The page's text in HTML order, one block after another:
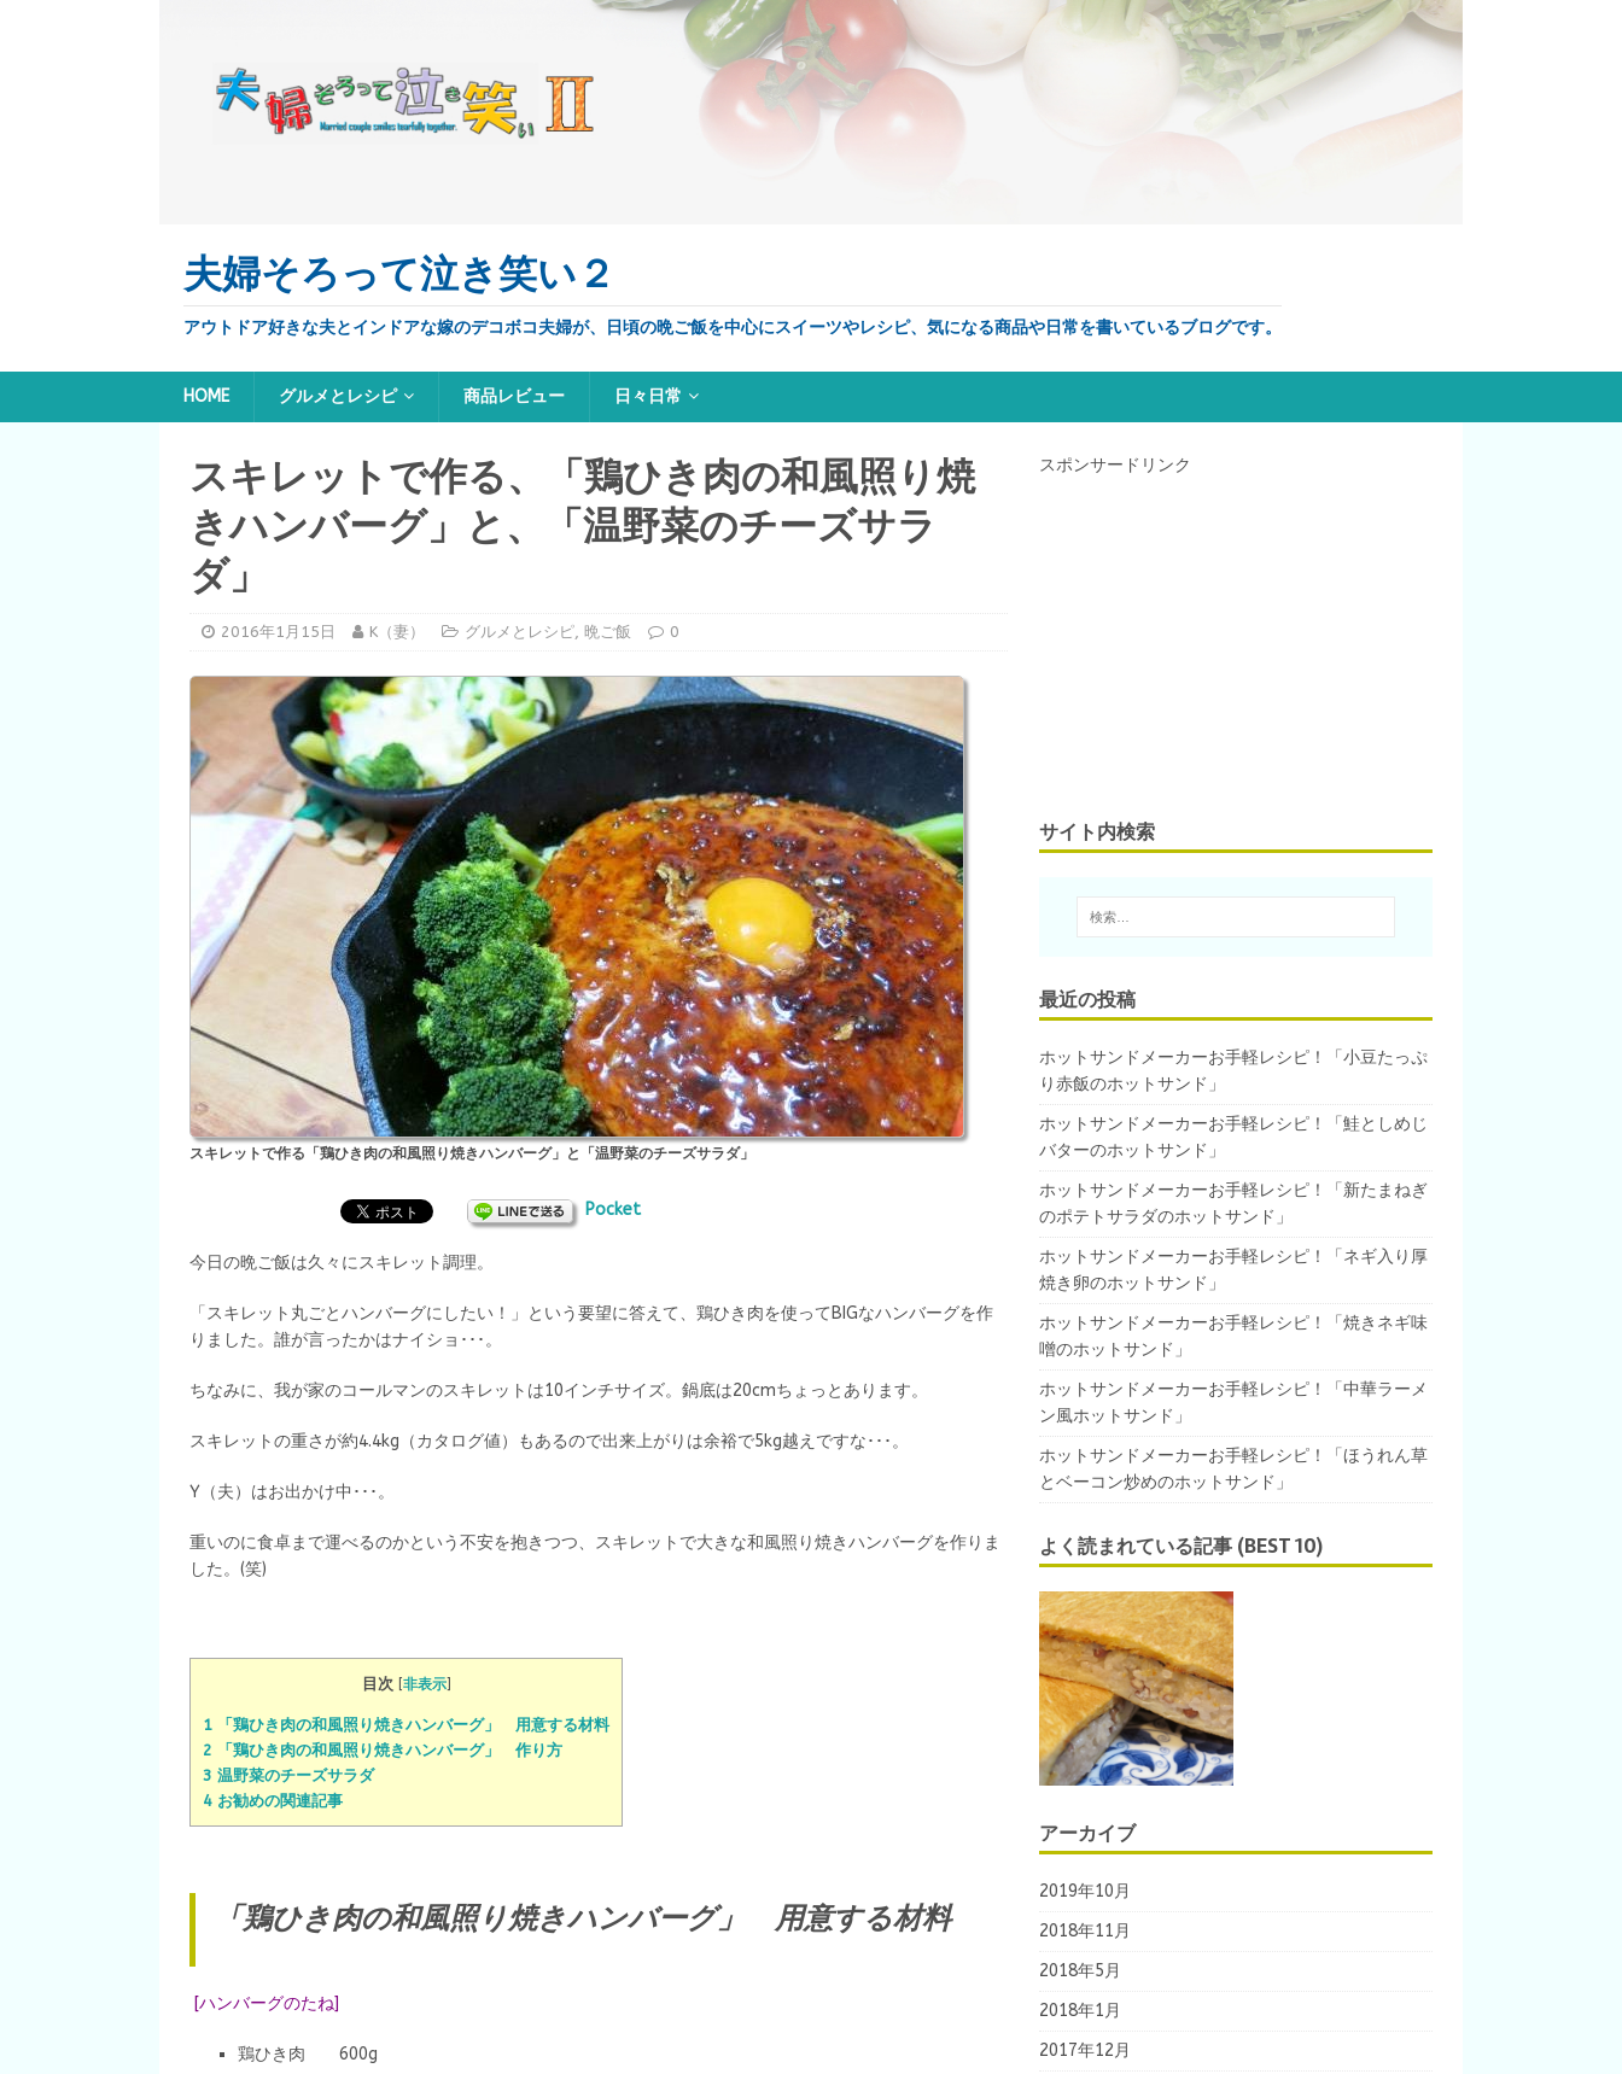
夫婦そろって泣き笑い２
アウトドア好きな夫とインドアな嫁のデコボコ夫婦が、日頃の晩ご飯を中心にスイーツやレシピ、気になる商品や日常を書いているブログです。
HOME グルメとレシピ 商品レビュー 日々日常
スキレットで作る、「鶏ひき肉の和風照り焼
きハンバーグ」と、「温野菜のチーズサラ
ダ」
2016年1月15日 K（妻） グルメとレシピ 晩ご飯 0
スキレットで作る「鶏ひき肉の和風照り焼きハンバーグ」と「温野菜のチーズサラダ」
Pocket
今日の晩ご飯は久々にスキレット調理。
「スキレット丸ごとハンバーグにしたい！」という要望に答えて、鶏ひき肉を使ってBIGなハンバーグを作
りました。誰が言ったかはナイショ･･･。
ちなみに、我が家のコールマンのスキレットは10インチサイズ。鍋底は20cmちょっとあります。
スキレットの重さが約4.4kg（カタログ値）もあるので出来上がりは余裕で5kg越えですな･･･。
Y（夫）はお出かけ中･･･。
重いのに食卓まで運べるのかという不安を抱きつつ、スキレットで大きな和風照り焼きハンバーグを作りま
した。(笑)
目次 [非表示]
1 「鶏ひき肉の和風照り焼きハンバーグ」 用意する材料
2 「鶏ひき肉の和風照り焼きハンバーグ」 作り方
3 温野菜のチーズサラダ
4 お勧めの関連記事
「鶏ひき肉の和風照り焼きハンバーグ」 用意する材料
[ハンバーグのたね]
鶏ひき肉 600g
スポンサードリンク
サイト内検索
最近の投稿
ホットサンドメーカーお手軽レシピ！「小豆たっぷ
り赤飯のホットサンド」
ホットサンドメーカーお手軽レシピ！「鮭としめじ
バターのホットサンド」
ホットサンドメーカーお手軽レシピ！「新たまねぎ
のポテトサラダのホットサンド」
ホットサンドメーカーお手軽レシピ！「ネギ入り厚
焼き卵のホットサンド」
ホットサンドメーカーお手軽レシピ！「焼きネギ味
噌のホットサンド」
ホットサンドメーカーお手軽レシピ！「中華ラーメ
ン風ホットサンド」
ホットサンドメーカーお手軽レシピ！「ほうれん草
とベーコン炒めのホットサンド」
よく読まれている記事 (BEST 10)
アーカイブ
2019年10月
2018年11月
2018年5月
2018年1月
2017年12月